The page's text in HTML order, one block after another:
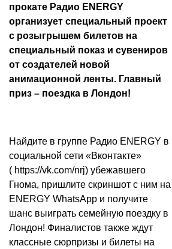
прокате Радио ENERGY
организует специальный проект
с розыгрышем билетов на
специальный показ и сувениров
от создателей новой
анимационной ленты. Главный
приз – поездка в Лондон!
Найдите в группе Радио ENERGY в
социальной сети «Вконтакте»
( https://vk.com/nrj) убежавшего
Гнома, пришлите скриншот с ним на
ENERGY WhatsApp и получите
шанс выиграть семейную поездку в
Лондон! Финалистов также ждут
классные сюрпризы и билеты на